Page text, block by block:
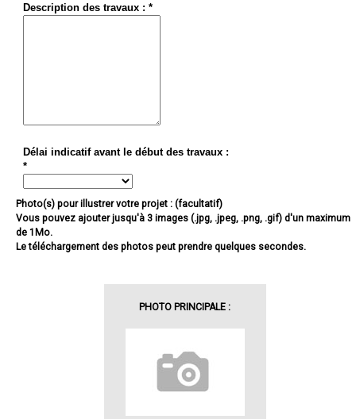
Description des travaux : *
Délai indicatif avant le début des travaux :
*
Photo(s) pour illustrer votre projet : (facultatif)
Vous pouvez ajouter jusqu'à 3 images (.jpg, .jpeg, .png, .gif) d'un maximum
de 1Mo.
Le téléchargement des photos peut prendre quelques secondes.
PHOTO PRINCIPALE :